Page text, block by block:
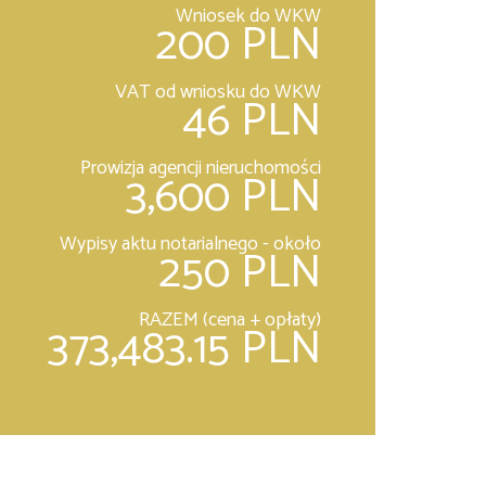
Wniosek do WKW
200 PLN
VAT od wniosku do WKW
46 PLN
Prowizja agencji nieruchomości
3,600 PLN
Wypisy aktu notarialnego - około
250 PLN
RAZEM (cena + opłaty)
373,483.15 PLN